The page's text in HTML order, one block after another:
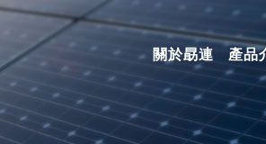
關於勗連 產品